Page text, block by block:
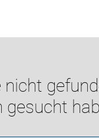
nicht
gesucht